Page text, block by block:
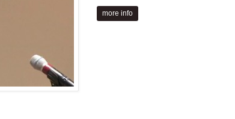
more info